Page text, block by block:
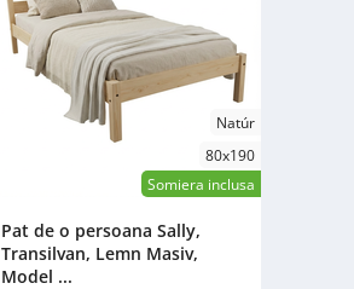
Natúr
80x190
Somiera inclusa
Pat de o persoana Sally,
Transilvan, Lemn Masiv,
Model ...